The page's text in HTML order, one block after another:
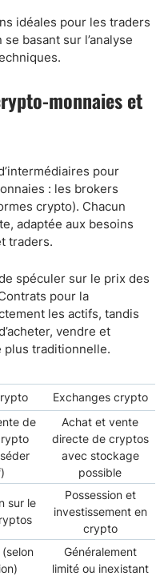
idéales pour les traders
basant sur l’analyse
monnaies et
pour
: les brokers
crypto). Chacun
adaptée aux besoins
traders.
spéculer sur le prix des
pour la
les actifs, tandis
vendre et
plus traditionnelle.
Exchanges crypto
de
Achat et vente
directe de cryptos
avec stockage
possible
sur le
Possession et
investissement en
crypto
Généralement
limité ou inexistant